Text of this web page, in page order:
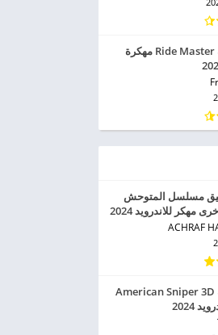
تحميل لعبة Ride Master مهكرة
مسلسل المتوحش
مهكر للاندرويد 2024
ACHRAF
تحميل لعبة American Sniper 3D
2024